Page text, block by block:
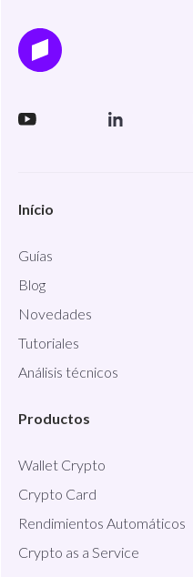
Início
Guías
Blog
Novedades
Tutoriales
Análisis técnicos
Productos
Wallet Crypto
Crypto Card
Rendimientos Automáticos
Crypto as a Service